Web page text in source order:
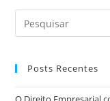
Posts Recentes